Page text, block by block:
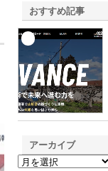
おすすめ記事
アーカイブ